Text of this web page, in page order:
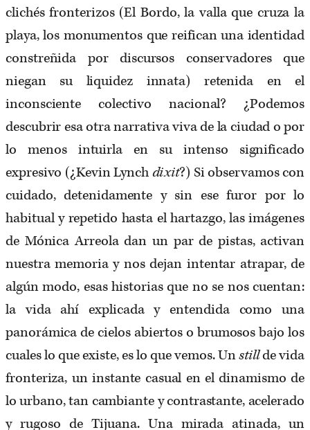
clichés fronterizos (El Bordo, la valla que cruza la
playa, los monumentos que reifican una identidad
constreñida por discursos conservadores que
niegan su liquidez innata) retenida en el
inconsciente colectivo nacional? ¿Podemos
descubrir esa otra narrativa viva de la ciudad o por
lo menos intuirla en su intenso significado
expresivo (¿Kevin Lynchdixit?) Si observamos con
cuidado, detenidamente y sin ese furor por lo
habitual y repetido hasta el hartazgo, las imágenes
de Mónica Arreola dan un par de pistas, activan
nuestra memoria y nos dejan intentar atrapar, de
algún modo, esas historias que no se nos cuentan:
la vida ahí explicada y entendida como una
panorámica de cielos abiertos o brumosos bajo los
cuales lo que existe, es lo que vemos. Unstillde vida
fronteriza, un instante casual en el dinamismo de
lo urbano, tan cambiante y contrastante, acelerado
y rugoso de Tijuana. Una mirada atinada, un